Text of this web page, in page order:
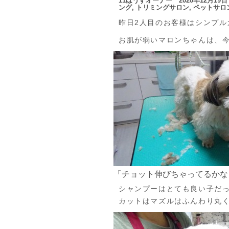
ング, トリミングサロン, ペットサロ
昨日2人目のお客様はシンプ
お肌が弱いマロンちゃんは、
「チョット伸びちゃってるか
シャンプーはとても良い子だ
カットはマズルはふんわり丸